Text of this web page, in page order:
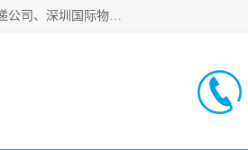
深圳市鑫飞速国际物流有限公司是一家从事深圳国际快递，业务涵盖范围：深圳DHL国际快递、深圳国际快递公司、深圳国际物流公司、深圳国际快递、深圳DHL国际快递电话可拨打全国服务热线：15019287411。欢迎各位亲来人来电到我司洽谈合作。